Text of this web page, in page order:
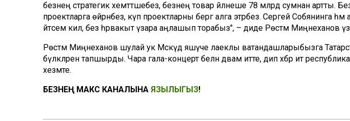
безнең стратегик хеәмәттәшебез, безнең товар әйләнеше 78 млрд сумнан артты.
проектларга өйрәнәбез, күп проектларны бергә алга этәрәбез. Сергей Собянинга
әйтәсем килә, без һәрвакыт үзара аңлашып торабыз", – диде Рөстәм Миңнеханов
Рөстәм Миңнеханов шулай ук Мәскәүдә яшәүче лаеклы ватандашларыбызга
бүләкләрен тапшырды. Чара гала-концерт белән дәвам итте, дип хәбәр итә
хезмәте.
БЕЗНЕҢ МАКС КАНАЛЫНА ЯЗЫЛЫГЫЗ!